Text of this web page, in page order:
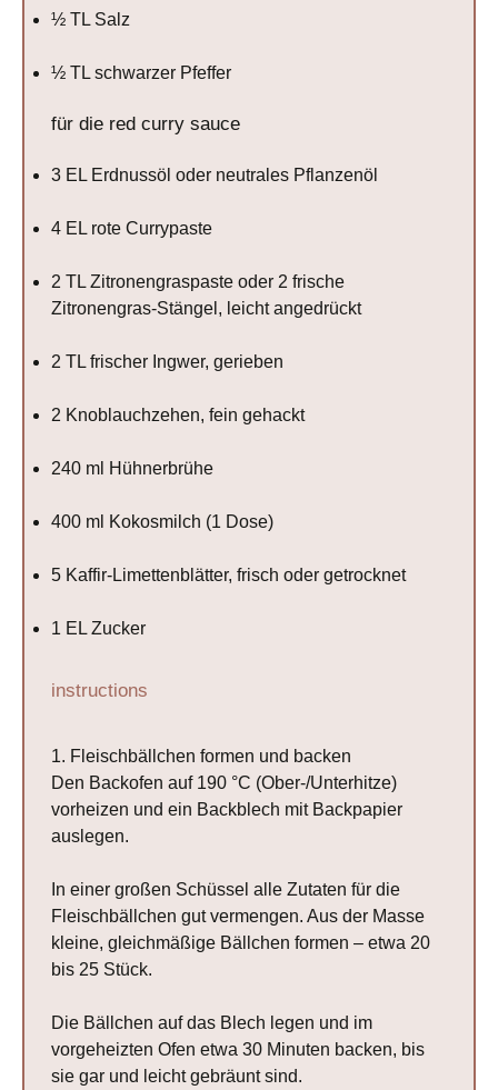
½ TL Salz
½ TL schwarzer Pfeffer
für die red curry sauce
3 EL Erdnussöl oder neutrales Pflanzenöl
4 EL rote Currypaste
2 TL Zitronengraspaste oder 2 frische
Zitronengras-Stängel, leicht angedrückt
2 TL frischer Ingwer, gerieben
2 Knoblauchzehen, fein gehackt
240 ml Hühnerbrühe
400 ml Kokosmilch (1 Dose)
5 Kaffir-Limettenblätter, frisch oder getrocknet
1 EL Zucker
instructions
1. Fleischbällchen formen und backen
Den Backofen auf 190 °C (Ober-/Unterhitze)
vorheizen und ein Backblech mit Backpapier
auslegen.
In einer großen Schüssel alle Zutaten für die
Fleischbällchen gut vermengen. Aus der Masse
kleine, gleichmäßige Bällchen formen – etwa 20
bis 25 Stück.
Die Bällchen auf das Blech legen und im
vorgeheizten Ofen etwa 30 Minuten backen, bis
sie gar und leicht gebräunt sind.